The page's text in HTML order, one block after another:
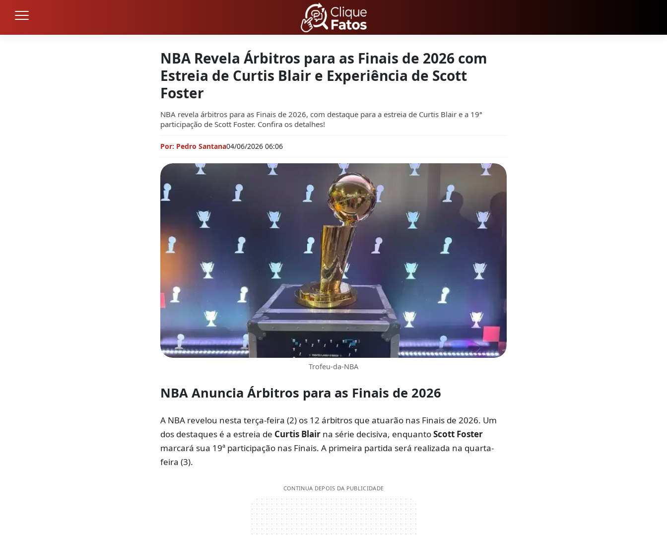
NBA Revela Árbitros para as Finais de 2026 com
Estreia de Curtis Blair e Experiência de Scott
Foster
NBA revela árbitros para as Finais de 2026, com destaque para a estreia de Curtis Blair e a 19ª
participação de Scott Foster. Confira os detalhes!
Por: Pedro Santana04/06/2026 06:06
Trofeu-da-NBA
NBA Anuncia Árbitros para as Finais de 2026
A NBA revelou nesta terça-feira (2) os 12 árbitros que atuarão nas Finais de 2026. Um
dos destaques é a estreia de Curtis Blair na série decisiva, enquantoScott Foster
marcará sua 19ª participação nas Finais. A primeira partida será realizada na quarta-
feira (3).
CONTINUA DEPOIS DA PUBLICIDADE